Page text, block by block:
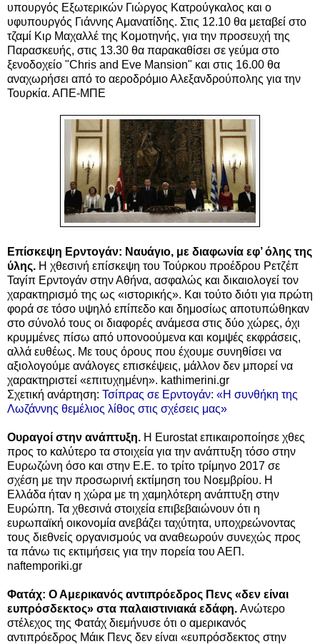
υπουργός Εξωτερικών Γιώργος Κατρούγκαλος και ο
υφυπουργός Γιάννης Αμανατίδης. Στις 12.10 θα μεταβεί στο
τζαμί Κιρ Μαχαλλέ της Κομοτηνής, για την προσευχή της
Παρασκευής, στις 13.30 θα παρακαθίσει σε γεύμα στο
ξενοδοχείο "Chris and Eve Mansion" και στις 16.00 θα
αναχωρήσει από το αεροδρόμιο Αλεξανδρούπολης για την
Τουρκία. ΑΠΕ-ΜΠΕ
Επίσκεψη Ερντογάν: Nαυάγιο, με διαφωνία εφ’ όλης της
ύλης. Η χθεσινή επίσκεψη του Τούρκου προέδρου Ρετζέπ
Ταγίπ Ερντογάν στην Αθήνα, ασφαλώς και δικαιολογεί τον
χαρακτηρισμό της ως «ιστορικής». Και τούτο διότι για πρώτη
φορά σε τόσο υψηλό επίπεδο και δημοσίως αποτυπώθηκαν
στο σύνολό τους οι διαφορές ανάμεσα στις δύο χώρες, όχι
κρυμμένες πίσω από υπονοούμενα και κομψές εκφράσεις,
αλλά ευθέως. Με τους όρους που έχουμε συνηθίσει να
αξιολογούμε ανάλογες επισκέψεις, μάλλον δεν μπορεί να
χαρακτηριστεί «επιτυχημένη». kathimerini.gr
Σχετική ανάρτηση: Τσίπρας σε Ερντογάν: «Η συνθήκη της
Λωζάννης θεμέλιος λίθος στις σχέσεις μας»
Ουραγοί στην ανάπτυξη. Η Εurostat επικαιροποίησε χθες
προς το καλύτερο τα στοιχεία για την ανάπτυξη τόσο στην
Ευρωζώνη όσο και στην Ε.Ε. το τρίτο τρίμηνο 2017 σε
σχέση με την προσωρινή εκτίμηση του Νοεμβρίου. Η
Ελλάδα ήταν η χώρα με τη χαμηλότερη ανάπτυξη στην
Ευρώπη. Τα χθεσινά στοιχεία επιβεβαιώνουν ότι η
ευρωπαϊκή οικονομία ανεβάζει ταχύτητα, υποχρεώνοντας
τους διεθνείς οργανισμούς να αναθεωρούν συνεχώς προς
τα πάνω τις εκτιμήσεις για την πορεία του ΑΕΠ.
naftemporiki.gr
Φατάχ: Ο Αμερικανός αντιπρόεδρος Πενς «δεν είναι
ευπρόσδεκτος» στα παλαιστινιακά εδάφη. Ανώτερο
στέλεχος της Φατάχ διεμήνυσε ότι ο αμερικανός
αντιπρόεδρος Μάικ Πενς δεν είναι «ευπρόσδεκτος στην